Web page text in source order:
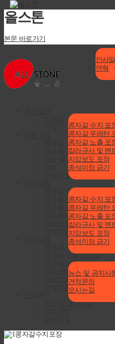
올스톤
본문 바로가기
인사말
연혁
콩자갈 수지 포
콩자갈 우레탄
콩자갈 노출 포
칼라규사 및 멘
지압보도 포장
종석미장 긁기
콩자갈 수지 포
콩자갈 우레탄
콩자갈 노출 포
칼라규사 및 멘
지압보도 포장
종석미장 긁기
뉴스 및 공지사
견적문의
오시는길
멘트 및 규사
디딤돌 및 맷돌
콩자갈 수지 포장
콩자갈 우레탄 포장
콩자갈 노출 포장
칼라규사 및 멘트 포장
지압보도 포장
종석미장 긁기
콩자갈 수지 포장
콩자갈 우레탄 포장
콩자갈 노출 포장
칼라규사 및 멘트 포장
지압보도 포장
종석미장 긁기
뉴스 및 공지사항